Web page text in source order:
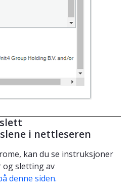
i nettleseren
kan du se instruksjoner
sletting av
denne siden.